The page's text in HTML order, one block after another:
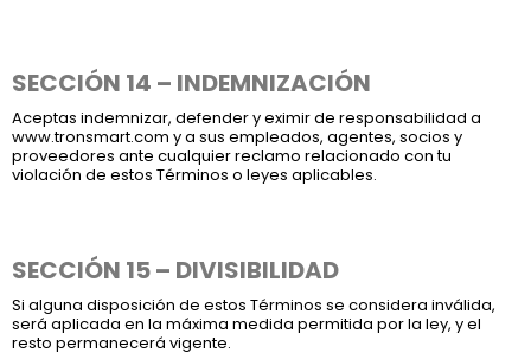
SECCIÓN 14 – INDEMNIZACIÓN
Aceptas indemnizar, defender y eximir de responsabilidad a
www.tronsmart.com y a sus empleados, agentes, socios y
proveedores ante cualquier reclamo relacionado con tu
violación de estos Términos o leyes aplicables.
SECCIÓN 15 – DIVISIBILIDAD
Si alguna disposición de estos Términos se considera inválida,
será aplicada en la máxima medida permitida por la ley, y el
resto permanecerá vigente.